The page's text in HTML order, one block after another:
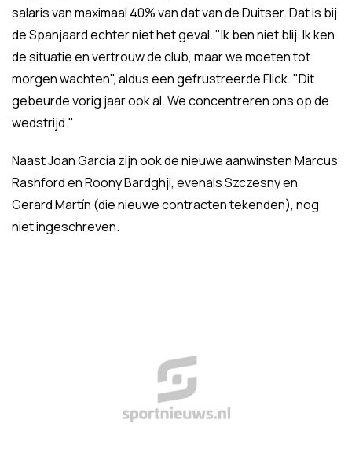
salaris van maximaal 40% van dat van de Duitser. Dat is bij
de Spanjaard echter niet het geval. "Ik ben niet blij. Ik ken
de situatie en vertrouw de club, maar we moeten tot
morgen wachten", aldus een gefrustreerde Flick. "Dit
gebeurde vorig jaar ook al. We concentreren ons op de
wedstrijd."
Naast Joan García zijn ook de nieuwe aanwinsten Marcus
Rashford en Roony Bardghji, evenals Szczesny en
Gerard Martín (die nieuwe contracten tekenden), nog
niet ingeschreven.